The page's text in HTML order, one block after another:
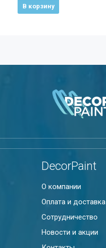
В корзину
DecorPaint
О компании
Оплата и доставка
Сотрудничество
Новости и акции